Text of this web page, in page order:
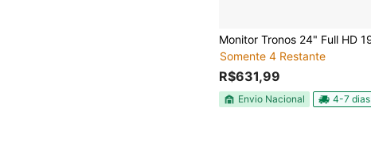
Somente 4 Restante
R$631,99
Envio Nacional 4-7 dias